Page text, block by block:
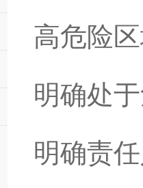
高危险
明确处
明确责